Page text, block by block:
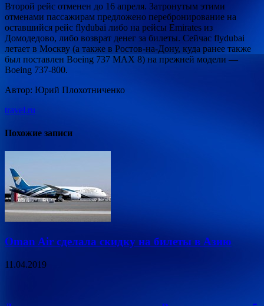
Второй рейс отменен до 16 апреля. Затронутым этими
отменами пассажирам предложено перебронирование на
оставшийся рейс flydubai либо на рейсы Emirates из
Домодедово, либо возврат денег за билеты. Сейчас flydubai
летает в Москву (а также в Ростов-на-Дону, куда ранее также
был поставлен Boeing 737 MAX 8) на прежней модели —
Boeing 737-800.
Автор: Юрий Плохотниченко
travel.ru
Похожие записи
Oman Air сделала скидку на билеты в Азию
11.04.2019